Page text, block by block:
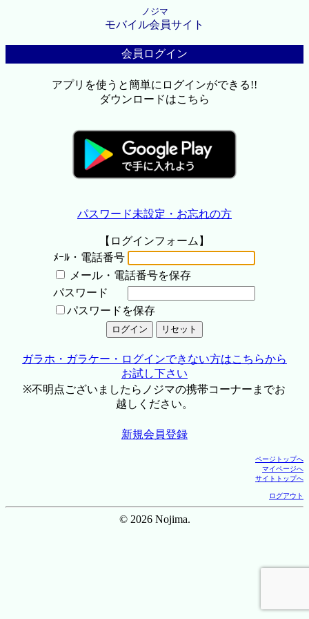
ノジマ
モバイル会員サイト
会員ログイン
アプリを使うと簡単にログインができる!!
ダウンロードはこちら
パスワード未設定・お忘れの方
【ログインフォーム】
ﾒｰﾙ・電話番号
メール・電話番号を保存
パスワード
パスワードを保存
ガラホ・ガラケー・ログインできない方はこちらから
お試し下さい
※不明点ございましたらノジマの携帯コーナーまでお
越しください。
新規会員登録
ページトップへ
マイページへ
サイトトップへ
ログアウト
© 2026 Nojima.